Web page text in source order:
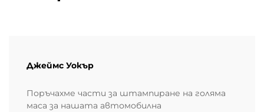
Джеймс Уокър
Поръчахме части за штампиране на голяма
маса за нашата автомобилна